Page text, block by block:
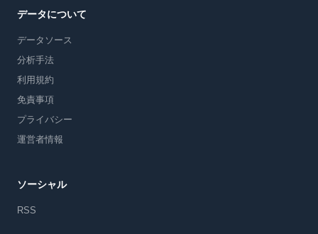
データについて
データソース
分析手法
利用規約
免責事項
プライバシー
運営者情報
ソーシャル
RSS